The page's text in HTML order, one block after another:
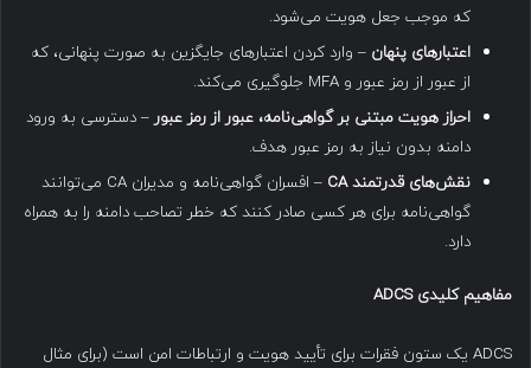
که موجب جعل هویت می‌شود.
اعتبارهای پنهان – وارد کردن اعتبارهای جایگزین به صورت پنهانی، که
از عبور از رمز عبور و MFA جلوگیری می‌کند.
احراز هویت مبتنی بر گواهی‌نامه، عبور از رمز عبور– دسترسی به ورود
دامنه بدون نیاز به رمز عبور هدف.
نقش‌های قدرتمندCA
– افسران گواهی‌نامه و مدیران CA می‌توانند
گواهی‌نامه برای هر کسی صادر کنند که خطر تصاحب دامنه را به همراه
دارد.
مفاهیم کلیدی ADCS
ADCS یک ستون فقرات برای تأیید هویت و ارتباطات امن است (برای مثال